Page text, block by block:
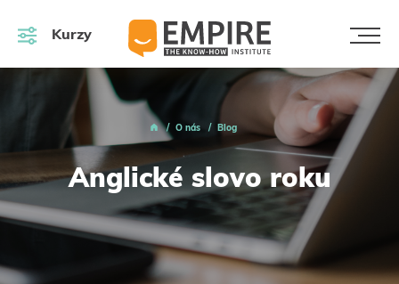
Kurzy
O nás Blog
Anglické slovo roku